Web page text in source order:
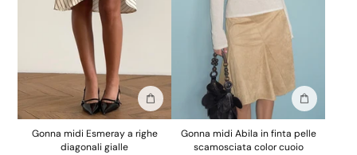
Aggiungi alla borsa
Gonna midi Esmeray a righe
diagonali gialle
Aggiungi
Gonna midi Abila in finta pelle
scamosciata color cuoio